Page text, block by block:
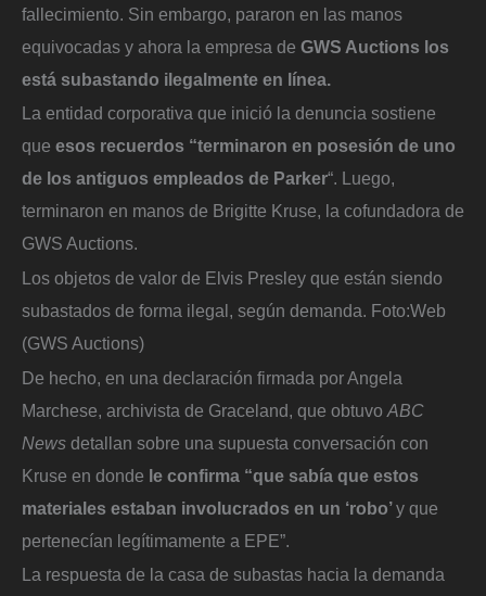
fallecimiento. Sin embargo, pararon en las manos
equivocadas y ahora la empresa de GWS Auctions los
está subastando ilegalmente en línea.
La entidad corporativa que inició la denuncia sostiene
que esos recuerdos “terminaron en posesión de uno
de los antiguos empleados de Parker“. Luego,
terminaron en manos de Brigitte Kruse, la cofundadora de
GWS Auctions.
Los objetos de valor de Elvis Presley que están siendo
subastados de forma ilegal, según demanda. Foto:Web
(GWS Auctions)
De hecho, en una declaración firmada por Angela
Marchese, archivista de Graceland, que obtuvo ABC
News detallan sobre una supuesta conversación con
Kruse en donde le confirma “que sabía que estos
materiales estaban involucrados en un ‘robo’y que
pertenecían legítimamente a EPE”.
La respuesta de la casa de subastas hacia la demanda